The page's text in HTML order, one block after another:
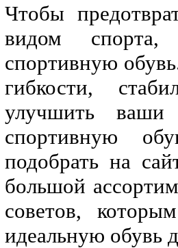
Чтобы
видом спорта,
спортивную
гибкости,
улучшить ваши
спортивную
подобрать на
большой
советов,
идеальную обувь